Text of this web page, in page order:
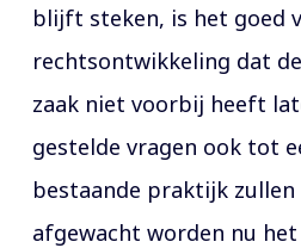
blijft steken, is het goed
rechtsontwikkeling dat
zaak niet voorbij heeft
gestelde vragen ook tot
bestaande praktijk zullen
afgewacht worden nu